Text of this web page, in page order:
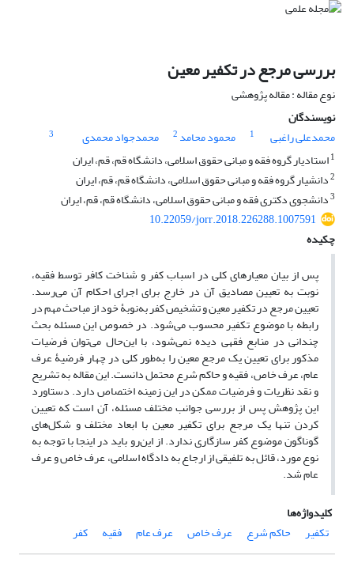
بررسی مرجع در تکفیر معین
نوع مقاله : مقاله پژوهشی
نویسندگان
محمدعلی راغبی
1 محمود محامد 2 محمدجواد محمدی
3
1استادیار گروه فقه و مبانی حقوق اسلامی، دانشگاه قم، قم، ایران
2دانشیار گروه فقه و مبانی حقوق اسلامی، دانشگاه قم، قم، ایران
3دانشجوی دکتری فقه و مبانی حقوق اسلامی، دانشگاه قم، قم، ایران
10.22059/jorr.2018.226288.1007591
چکیده
پس از بیان معیارهای کلی در اسباب کفر و شناخت کافر توسط فقیه،
نوبت به تعیین مصادیق آن در خارج برای اجرای احکام آن می‌رسد.
تعیین مرجع در تکفیر معین و تشخیص کفر به‌نوبۀ خود از مباحث مهم در
رابطه با موضوع تکفیر محسوب می‌شود. در خصوص این مسئله بحث
چندانی در منابع فقهی دیده نمی‌شود، با این‌حال می‌توان فرضیات
مذکور برای تعیین یک مرجع معین را به‌طور کلی در چهار فرضیۀ عرف
عام، عرف خاص، فقیه و حاکم شرع محتمل دانست. این مقاله به تشریح
و نقد نظریات و فرضیات ممکن در این زمینه اختصاص دارد. دستاورد
این پژوهش پس از بررسی جوانب مختلف مسئله، آن است که تعیین
کردن تنها یک مرجع برای تکفیر معین با ابعاد مختلف و شکل‌های
گوناگون موضوع کفر سازگاری ندارد. از این‌رو باید در اینجا با توجه به
نوع مورد، قائل به تلفیقی از ارجاع به دادگاه اسلامی، عرف خاص و عرف
عام شد.
کلیدواژه‌ها
تکفیر
حاکم شرع عرف خاص عرف عام فقیه کفر